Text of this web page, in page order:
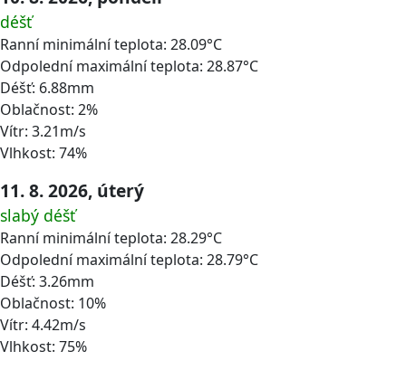
déšť
Ranní minimální teplota: 28.09°C
Odpolední maximální teplota: 28.87°C
Déšť: 6.88mm
Oblačnost: 2%
Vítr: 3.21m/s
Vlhkost: 74%
11. 8. 2026, úterý
slabý déšť
Ranní minimální teplota: 28.29°C
Odpolední maximální teplota: 28.79°C
Déšť: 3.26mm
Oblačnost: 10%
Vítr: 4.42m/s
Vlhkost: 75%